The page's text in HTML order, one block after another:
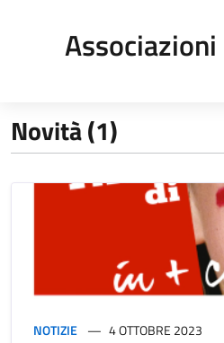
Associazioni
Novità (1)
NOTIZIE 4 OTTOBRE 2023